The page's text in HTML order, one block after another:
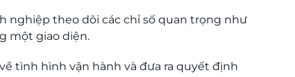
nghiệp theo dõi các chỉ số quan trọng như
một giao diện.
tình hình vận hành và đưa ra quyết định